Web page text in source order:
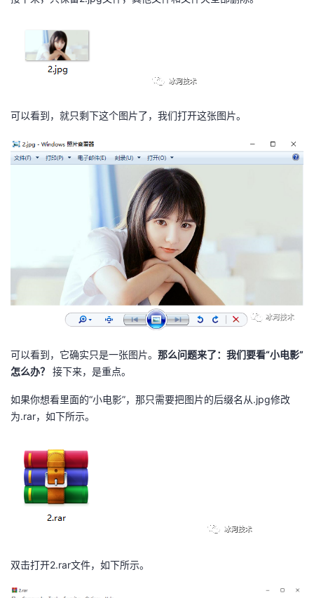
可以看到，就只剩下这个图片了，我们打开这张图片。
可以看到，它确实只是一张图片。 那么问题来了：我们要看“小电影”
怎么办？
接下来，是重点。
如果你想看里面的“小电影”，那只需要把图片的后缀名从.jpg修改
为.rar，如下所示。
双击打开2.rar文件，如下所示。